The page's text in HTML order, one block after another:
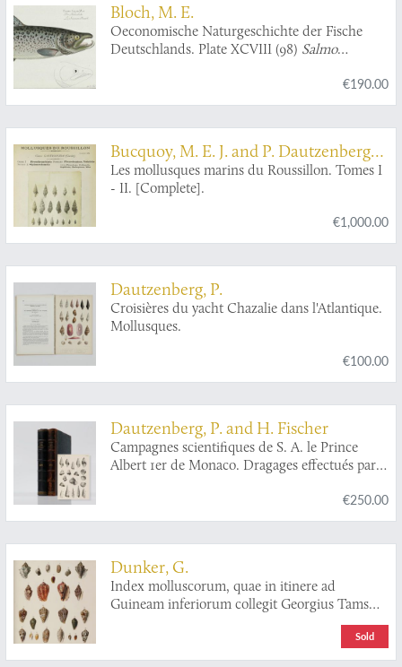
Bloch, M. E.
Oeconomische Naturgeschichte der Fische
Deutschlands. Plate XCVIII (98) Salmo
€190.00
Bucquoy, M. E. J. and P. Dautzenberg
and G. F. Dollfus
Les mollusques marins du Roussillon. Tomes I
- II. [Complete].
€1,000.00
Dautzenberg, P.
Croisières du yacht Chazalie dans l'Atlantique.
Mollusques.
€100.00
Dautzenberg, P. and H. Fischer
Campagnes scientifiques de S. A. le Prince
Albert 1er de Monaco. Dragages effectués par
appartenant a la famille des Scalidae et au
€250.00
Dunker, G.
Index molluscorum, quae in itinere ad
Guineam inferiorum collegit Georgius Tams
Med. Dr. Accedunt novarum specierum
diagnoses, Cirripedia nonnulla et X. tabulae
iconum.
Sold